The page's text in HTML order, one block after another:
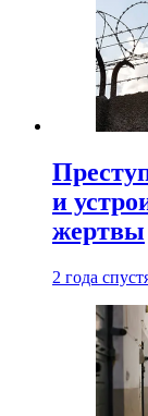
и
жертвы
2 года